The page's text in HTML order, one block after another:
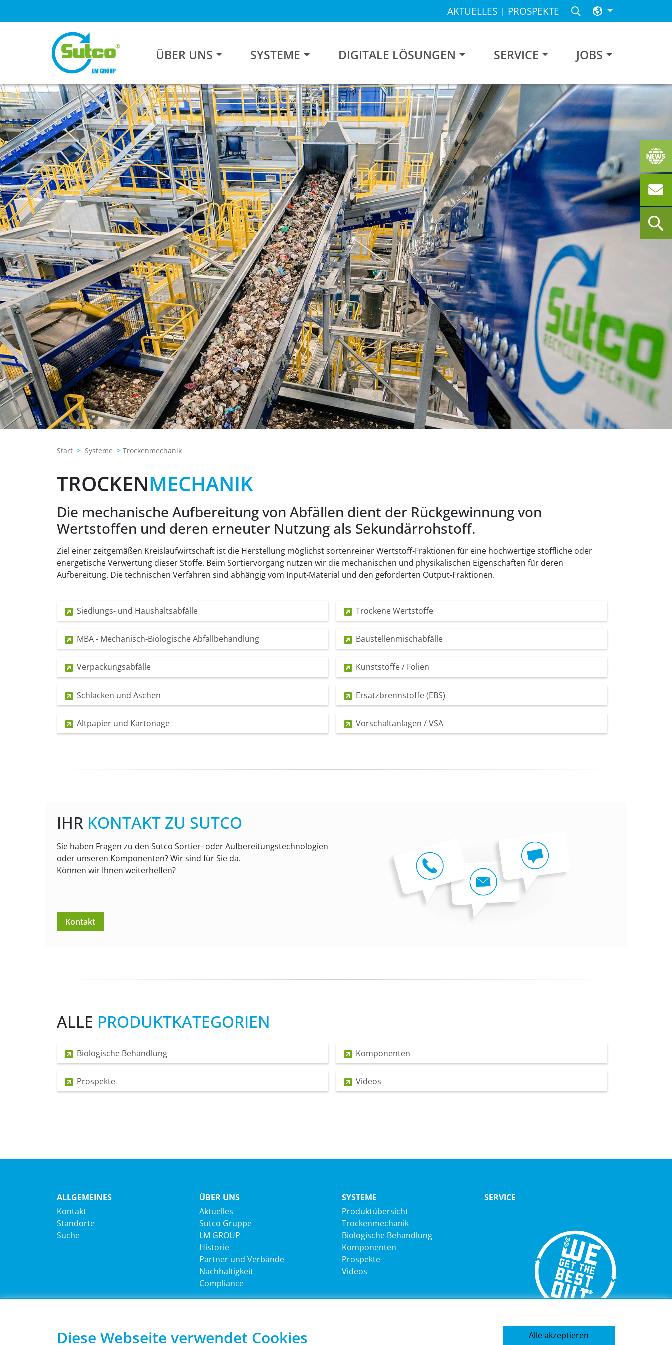
Diese Webseite verwendet Cookies Alle akzeptieren
AKTUELLES PROSPEKTE
ÜBER UNS SYSTEME DIGITALE LÖSUNGEN SERVICE JOBS
Start Systeme Trockenmechanik
TROCKENMECHANIK
Die mechanische Aufbereitung von Abfällen dient der Rückgewinnung von
Wertstoffen und deren erneuter Nutzung als Sekundärrohstoff.
Ziel einer zeitgemäßen Kreislaufwirtschaft ist die Herstellung möglichst sortenreiner Wertstoff-Fraktionen für eine hochwertige stoffliche oder
energetische Verwertung dieser Stoffe. Beim Sortiervorgang nutzen wir die mechanischen und physikalischen Eigenschaften für deren
Aufbereitung. Die technischen Verfahren sind abhängig vom Input-Material und den geforderten Output-Fraktionen.
Siedlungs- und Haushaltsabfälle Trockene Wertstoffe
MBA - Mechanisch-Biologische Abfallbehandlung Baustellenmischabfälle
Verpackungsabfälle Kunststoffe / Folien
Schlacken und Aschen Ersatzbrennstoffe (EBS)
Altpapier und Kartonage Vorschaltanlagen / VSA
IHR KONTAKT ZU SUTCO
Sie haben Fragen zu den Sutco Sortier- oder Aufbereitungstechnologien
oder unseren Komponenten? Wir sind für Sie da.
Können wir Ihnen weiterhelfen?
Kontakt
ALLE PRODUKTKATEGORIEN
Biologische Behandlung Komponenten
Prospekte Videos
ALLGEMEINES
Kontakt
Standorte
Suche
ÜBER UNS
Aktuelles
Sutco Gruppe
LM GROUP
Historie
Partner und Verbände
Nachhaltigkeit
Compliance
SYSTEME
Produktübersicht
Trockenmechanik
Biologische Behandlung
Komponenten
Prospekte
Videos
SERVICE
Stellenangebote
Impressum
TELEFON
+49 2202 2005 01